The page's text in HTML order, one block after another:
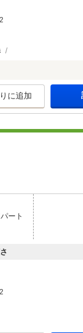
2
に追加
ート
2